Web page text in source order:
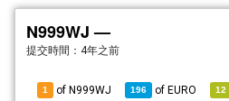
N999WJ —
提交時間： 4年之前
1 of N999WJ 196 ofEURO 12